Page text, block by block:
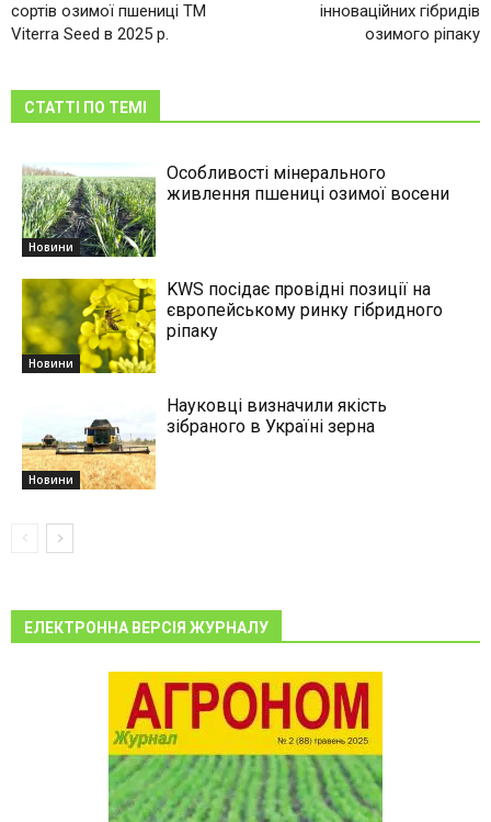
сортів озимої пшениці ТМ
Viterra Seed в 2025 р.
інноваційних гібридів
озимого ріпаку
СТАТТІ ПО ТЕМІ
Новини
Особливості мінерального
живлення пшениці озимої восени
Новини
KWS посідає провідні позиції на
європейському ринку гібридного
ріпаку
Новини
Науковці визначили якість
зібраного в Україні зерна
ЕЛЕКТРОННА ВЕРСІЯ ЖУРНАЛУ